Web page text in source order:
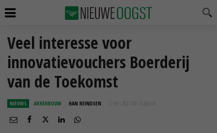
Veel interesse voor
innovatievouchers Boerderij
van de Toekomst
NIEUWS AKKERBOUW HAN REINDSEN 17 MEI 2021 OM 13:20